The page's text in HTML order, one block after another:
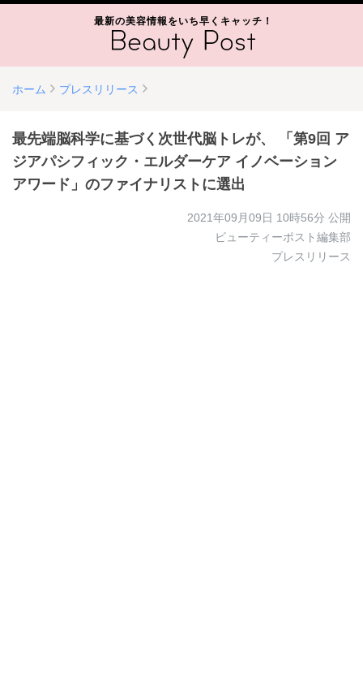
最新の美容情報をいち早くキャッチ！
ホーム プレスリリース
最先端脳科学に基づく次世代脳トレが、 「第9回 ア
ジアパシフィック・エルダーケア イノベーション
アワード」のファイナリストに選出
2021年09月09日 10時56分 公開
ビューティーポスト編集部
プレスリリース